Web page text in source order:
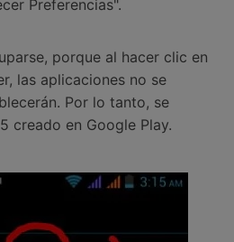
Preferencias".
porque al hacer clic en
las aplicaciones no se
Por lo tanto, se
creado en Google Play.